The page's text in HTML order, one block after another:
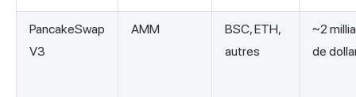
PancakeSwap
V3
AMM
BSC, ETH,
autres
~2
de